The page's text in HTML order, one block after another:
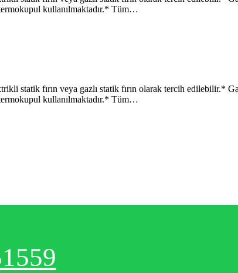
termokupul kullanılmaktadır.* Tüm…
fırın veya gazlı statik fırın olarak tercih edilebilir.*
termokupul kullanılmaktadır.* Tüm…